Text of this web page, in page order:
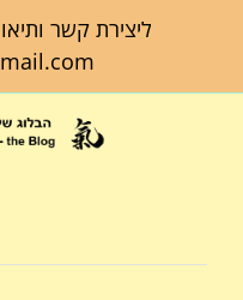
ליצירת קשר